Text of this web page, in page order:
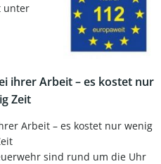
unter
ihrer Arbeit – es kostet nur
Zeit
Arbeit – es kostet nur wenig
sind rund um die Uhr